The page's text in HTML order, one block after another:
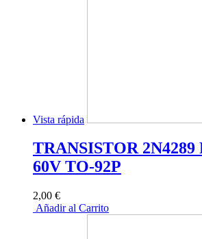
Vista rápida
TRANSISTOR 2N4289
60V TO-92P
2,00 €
Añadir al Carrito